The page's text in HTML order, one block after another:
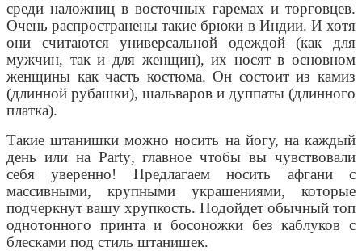
среди наложниц в восточных гаремах и торговцев.
Очень распространены такие брюки в Индии. И хотя
они считаются универсальной одеждой (как для
мужчин, так и для женщин), их носят в основном
женщины как часть костюма. Он состоит из камиз
(длинной рубашки), шальваров и дуппаты (длинного
платка).
Такие штанишки можно носить на йогу, на каждый
день или на Party, главное чтобы вы чувствовали
себя уверенно! Предлагаем носить афгани с
массивными, крупными украшениями, которые
подчеркнут вашу хрупкость. Подойдет обычный топ
однотонного принта и босоножки без каблуков с
блесками под стиль штанишек.